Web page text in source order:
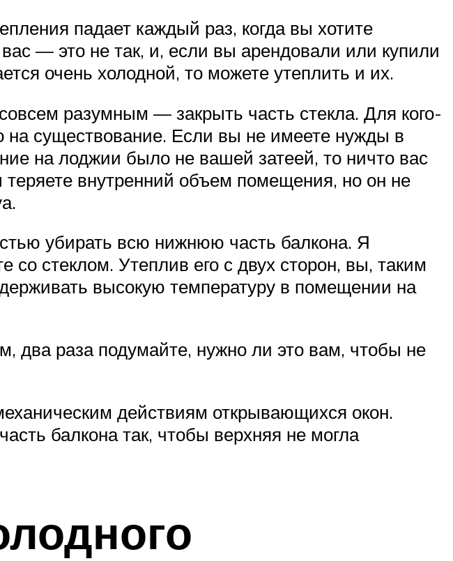
падает каждый раз, когда вы хотите
— это не так, и, если вы арендовали или купили
очень холодной, то можете утеплить и их.
разумным — закрыть часть стекла. Для кого-
на существование. Если вы не имеете нужды в
на лоджии было не вашей затеей, то ничто вас
внутренний объем помещения, но он не
убирать всю нижнюю часть балкона. Я
стеклом. Утеплив его с двух сторон, вы, таким
высокую температуру в помещении на
два раза подумайте, нужно ли это вам, чтобы не
действиям открывающихся окон.
балкона так, чтобы верхняя не могла